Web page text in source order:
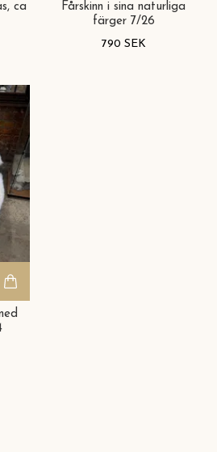
ca
Fårskinn i sina naturliga
färger 7/26
790 SEK